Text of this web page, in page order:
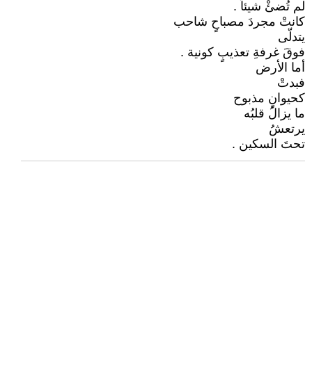
لم تُضئْ شيئاً .
كانتْ مجردَ مصباحٍ شاحب
يتدلّى
فوقَ غرفةِ تعذيبٍ كونية .
أما الأرض
فبدتْ
كحيوانٍ مذبوح
ما يزالُ قلبُه
يرتعشُ
تحتَ السكين .